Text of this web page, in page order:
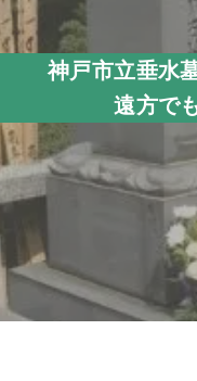
神戸市立垂水
遠方で